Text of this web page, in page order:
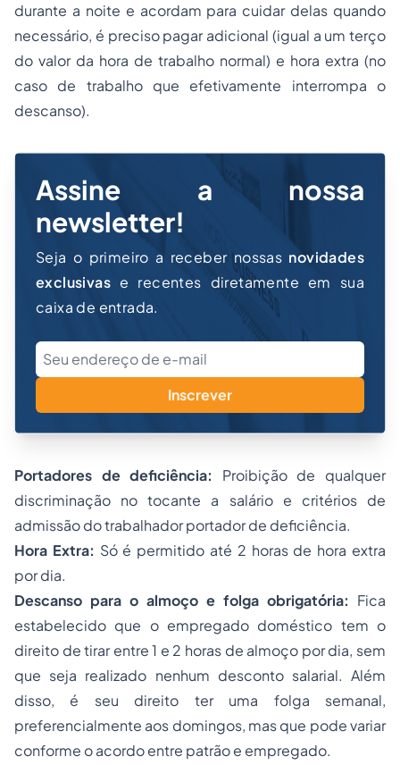
durante a noite e acordam para cuidar delas quando
necessário, é preciso pagar adicional (igual a um terço
do valor da hora de trabalho normal) e hora extra (no
caso de trabalho que efetivamente interrompa o
descanso).
Assine a nossa
newsletter!
Seja o primeiro a receber nossas novidades
exclusivas e recentes diretamente em sua
caixa de entrada.
Inscrever
Portadores de deficiência:
Proibição de qualquer
discriminação no tocante a salário e critérios de
admissão do trabalhador portador de deficiência.
Hora Extra: Só é permitido até 2 horas de hora extra
por dia.
Descanso para o almoço e folga obrigatória: Fica
estabelecido que o empregado doméstico tem o
direito de tirar entre 1 e 2 horas de almoço por dia, sem
que seja realizado nenhum desconto salarial. Além
disso, é seu direito ter uma folga semanal,
preferencialmente aos domingos, mas que pode variar
conforme o acordo entre patrão e empregado.